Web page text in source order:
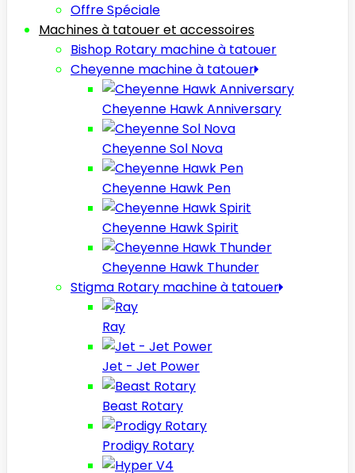
Offre Spéciale
Machines à tatouer et accessoires
Bishop Rotary machine à tatouer
Cheyenne machine à tatouer
Cheyenne Hawk Anniversary
Cheyenne Sol Nova
Cheyenne Hawk Pen
Cheyenne Hawk Spirit
Cheyenne Hawk Thunder
Stigma Rotary machine à tatouer
Ray
Jet - Jet Power
Beast Rotary
Prodigy Rotary